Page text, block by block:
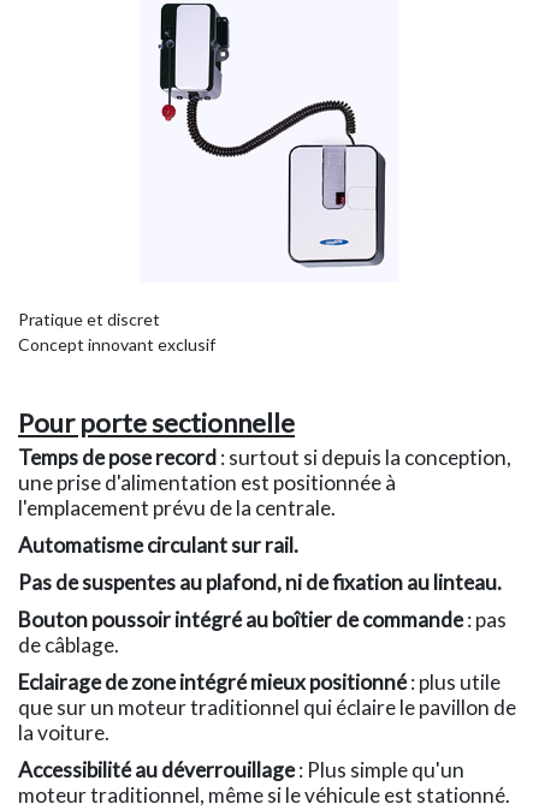
Pratique et discret
Concept innovant exclusif
Pour porte sectionnelle
Temps de pose record : surtout si depuis la conception,
une prise d'alimentation est positionnée à
l'emplacement prévu de la centrale.
Automatisme circulant sur rail.
Pas de suspentes au plafond, ni de fixation au linteau.
Bouton poussoir intégré au boîtier de commande: pas
de câblage.
Eclairage de zone intégré mieux positionné: plus utile
que sur un moteur traditionnel qui éclaire le pavillon de
la voiture.
Accessibilité au déverrouillage: Plus simple qu'un
moteur traditionnel, même si le véhicule est stationné.